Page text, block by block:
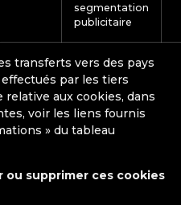
segmentation
publicitaire
transferts vers des pays
par les tiers
aux cookies, dans
voir les liens fournis
» du tableau
ou supprimer ces cookies